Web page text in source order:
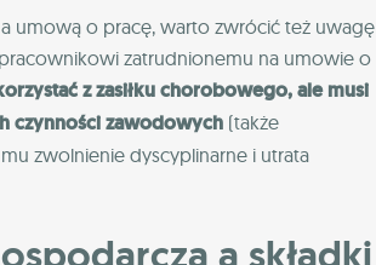
a umową o pracę, warto zwrócić też uwagę
zatrudnionemu na umowie o
z zasiłku chorobowego, ale musi
czynności zawodowych (także
zwolnienie dyscyplinarne i utrata